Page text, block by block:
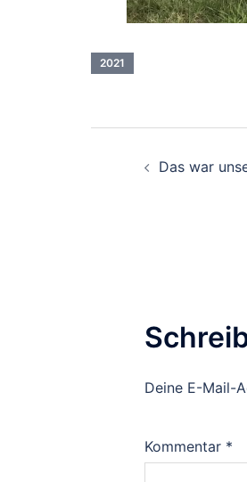
2021
Das war
Deine E-Mail-
Kommentar *